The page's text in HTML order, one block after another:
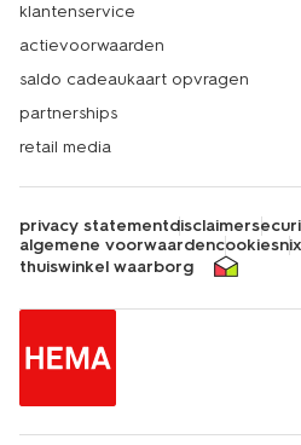
klantenservice
actievoorwaarden
saldo cadeaukaart opvragen
partnerships
retail media
privacy statementdisclaimer
algemene voorwaardencookies
thuiswinkel waarborg